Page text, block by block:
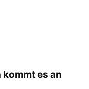
kommt es an